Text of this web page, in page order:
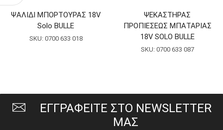
ΨΑΛΙΔΙ ΜΠΟΡΤΟΥΡΑΣ 18V
Solo BULLE
SKU: 0700 633 018
ΨΕΚΑΣΤΗΡΑΣ
ΠΡΟΠΙΕΣΕΩΣ ΜΠΑΤΑΡΙΑΣ
18V SOLO BULLE
SKU: 0700 633 087
ΕΓΓΡΑΦΕΙΤΕ ΣΤΟ NEWSLETTER
ΜΑΣ